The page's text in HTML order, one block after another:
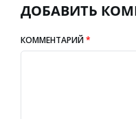
ДОБАВИТЬ
КОММЕНТАРИЙ*